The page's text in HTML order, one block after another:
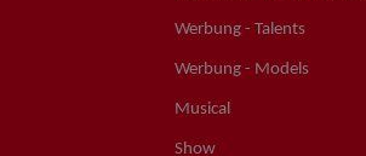
Werbung - Talents
Werbung - Models
Musical
Show